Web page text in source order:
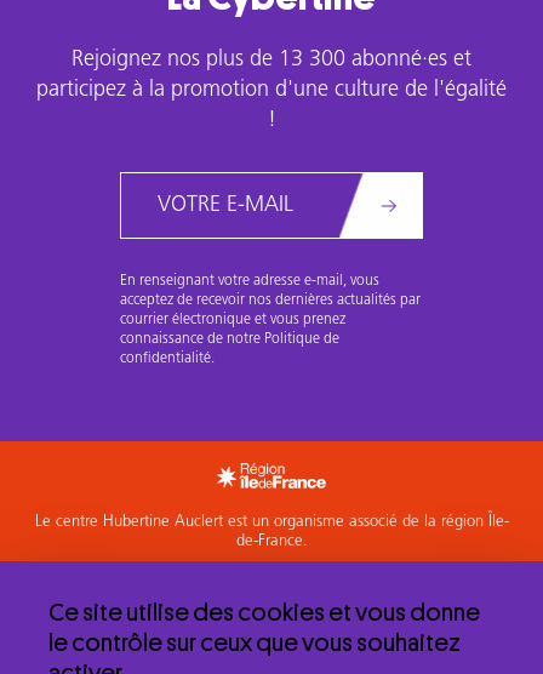
Rejoignez nos plus de 13 300 abonné·es et
participez à la promotion d'une culture de l'égalité
!
En renseignant votre adresse e-mail, vous
acceptez de recevoir nos dernières actualités par
courrier électronique et vous prenez
connaissance de notre Politique de
confidentialité.
Le centre Hubertine Auclert est un organisme associé de la région Île-
de-France.
Mentions légales et politique de confidentialité
Ce site utilise des cookies et vous donne
le contrôle sur ceux que vous souhaitez